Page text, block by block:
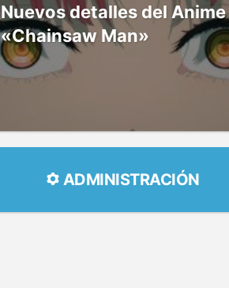
Nuevos detalles del Anime
«Chainsaw Man»
ADMINISTRACIÓN